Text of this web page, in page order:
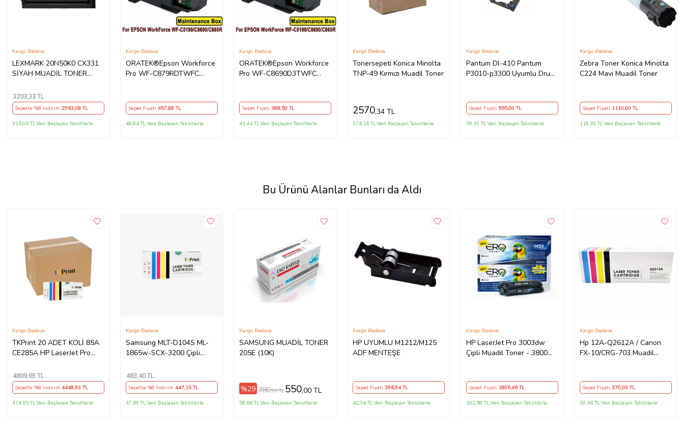
LEXMARK 20N50K0 CX331
SİYAH MUADİL TONER
CX431
Kargo Bedava
3203,33 TL
Sepette %8 İndirim 2963,08 TL
316,06 TL'den Başlayan Taksitlerle
ORATEK®Epson Workforce
Pro WF-C879RDTWFC
Kargo Bedava
Sepet Fiyatı 457,88 TL
48,84 TL'den Başlayan Taksitlerle
ORATEK®Epson Workforce
Pro WF-C8690D3TWFC
Kargo Bedava
Sepet Fiyatı 388,50 TL
41,44 TL'den Başlayan Taksitlerle
Tonersepeti Konica Minolta
TNP-49 Kırmızı Muadil Toner
Kargo Bedava
2570,34 TL
274,16 TL'den Başlayan Taksitlerle
Pantum Dl-410 Pantum
P3010-p3300 Uyumlu Drum
Kargo Bedava
Sepet Fiyatı 555,00 TL
59,19 TL'den Başlayan Taksitlerle
Zebra Toner Konica Minolta
C224 Mavi Muadil Toner
Kargo Bedava
Sepet Fiyatı 1110,00 TL
118,39 TL'den Başlayan Taksitlerle
Bu Ürünü Alanlar Bunları da Aldı
TKPrint 20 ADET KOLİ 85A
CE285A HP LaserJet Pro
Kargo Bedava
4809,65 TL
Sepette %8 İndirim 4448,93 TL
474,55 TL'den Başlayan Taksitlerle
Samsung MLT-D104S ML-
1865w-SCX-3200 Çipli
Kargo Bedava
483,40 TL
Sepette %8 İndirim 447,15 TL
47,69 TL'den Başlayan Taksitlerle
SAMSUNG MUADİL TONER
205E (10K)
Kargo Bedava
%29 780,00 TL 550,00 TL
58,66 TL'den Başlayan Taksitlerle
HP UYUMLU M1212/M125
ADF MENTEŞE
Kargo Bedava
Sepet Fiyatı 396,94 TL
42,34 TL'den Başlayan Taksitlerle
HP LaserJet Pro 3003dw
Çipli Muadil Toner - 3800
Kargo Bedava
Sepet Fiyatı 1805,46 TL
192,58 TL'den Başlayan Taksitlerle
Hp 12A-Q2612A / Canon
FX-10/CRG-703 Muadil
Kargo Bedava
Sepet Fiyatı370,00 TL
39,46 TL'den Başlayan Taksitlerle